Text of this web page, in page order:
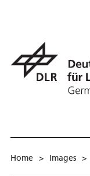
Home > Images >